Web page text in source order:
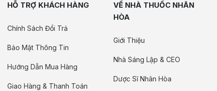
HỖ TRỢ KHÁCH HÀNG
Chính Sách Đổi Trả
Bảo Mật Thông Tin
Hướng Dẫn Mua Hàng
Giao Hàng & Thanh Toán
VỀ NHÀ THUỐC NHÂN
HÒA
Giới Thiệu
Nhà Sáng Lập & CEO
Dược Sĩ Nhân Hòa